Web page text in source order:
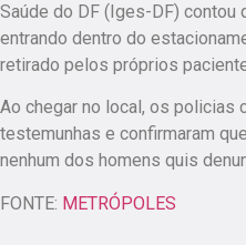
Saúde do DF (Iges-DF) contou
entrando dentro do
retirado pelos próprios
Ao chegar no local, os policias
testemunhas e confirmaram
nenhum dos homens quis
FONTE: METRÓPOLES